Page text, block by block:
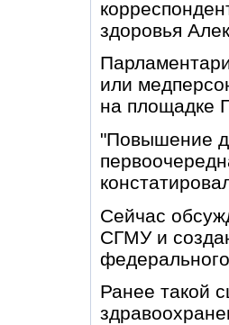
здоровья
или
на площадке
"Повышение
Сейчас
СГМУ и
Ранее такой